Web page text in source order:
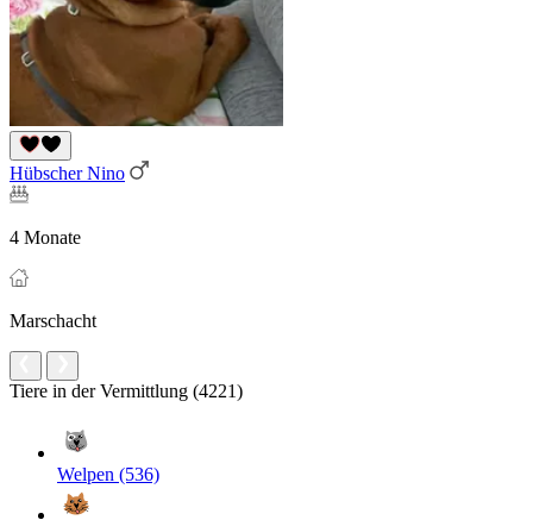
Hübscher Nino
4 Monate
Marschacht
Tiere in der Vermittlung (4221)
Welpen (536)